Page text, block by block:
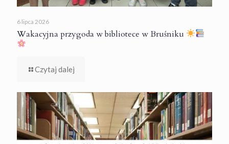
6 lipca 2026
Wakacyjna przygoda w bibliotece w Bruśniku
Czytaj dalej